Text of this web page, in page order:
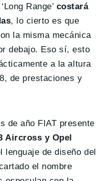
Range’ costará
, lo cierto es que
la misma mecánica
debajo. Eso sí, esto
a la altura
de prestaciones y
de año FIAT presente
Aircross y Opel
lenguaje de diseño del
el nombre